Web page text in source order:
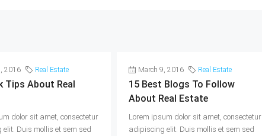
2016 Real Estate
Tips About Real
dolor sit amet, consectetur
Duis mollis et sem sed
March 9, 2016 Real Estate
15 Best Blogs To Follow
About Real Estate
Lorem ipsum dolor sit amet, consectetur
adipiscing elit. Duis mollis et sem sed